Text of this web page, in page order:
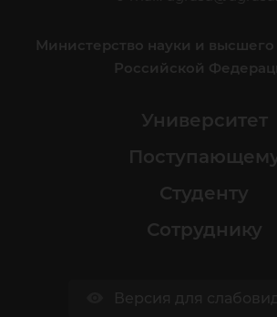
Министерство науки и высшего
Российской
Университет
Студенту
Сотруднику